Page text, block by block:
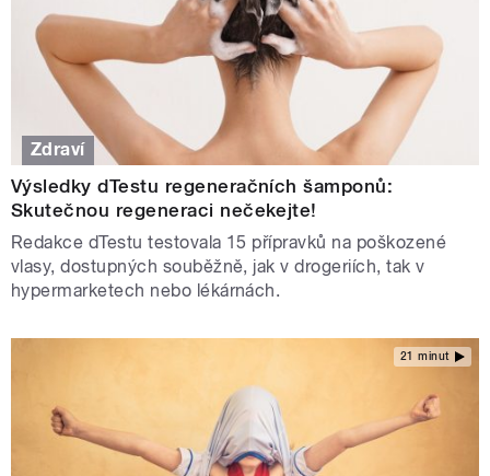
Zdraví
Výsledky dTestu regeneračních šamponů:
Skutečnou regeneraci nečekejte!
Redakce dTestu testovala 15 přípravků na poškozené
vlasy, dostupných souběžně, jak v drogeriích, tak v
hypermarketech nebo lékárnách.
21 minut